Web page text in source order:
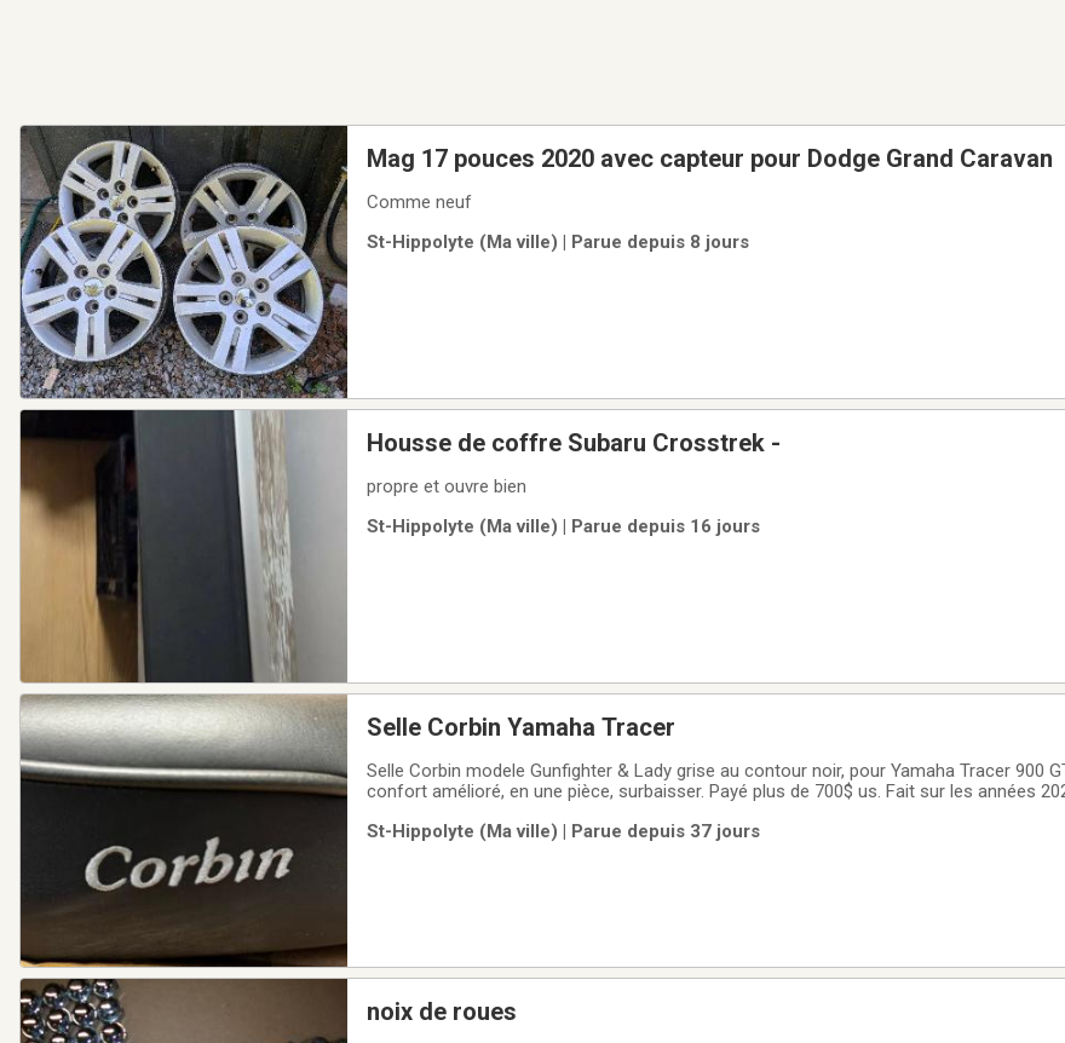
Mag 17 pouces 2020 avec capteur pour Dodge Grand Caravan
Comme neuf
St-Hippolyte (Ma ville) | Parue depuis 8 jours
Housse de coffre Subaru Crosstrek -
propre et ouvre bien
St-Hippolyte (Ma ville) | Parue depuis 16 jours
Selle Corbin Yamaha Tracer
Selle Corbin modele Gunfighter & Lady grise au contour noir, pour Yamaha Tracer 900
confort amélioré, en une pièce, surbaisser. Payé plus de 700$ us. Fait sur les années
St-Hippolyte (Ma ville) | Parue depuis 37 jours
noix de roues